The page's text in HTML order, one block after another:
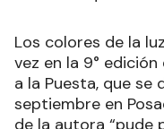
Los colores de la
vez en la 9°
a la Puesta, que se
septiembre en
de la autora “pude